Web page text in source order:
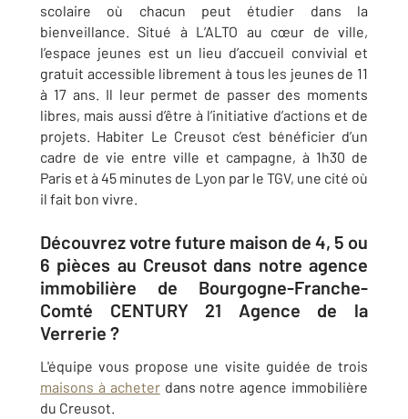
scolaire où chacun peut étudier dans la
bienveillance. Situé à L’ALTO au cœur de ville,
l’espace jeunes est un lieu d’accueil convivial et
gratuit accessible librement à tous les jeunes de 11
à 17 ans. Il leur permet de passer des moments
libres, mais aussi d’être à l’initiative d’actions et de
projets. Habiter Le Creusot c’est bénéficier d’un
cadre de vie entre ville et campagne, à 1h30 de
Paris et à 45 minutes de Lyon par le TGV, une cité où
il fait bon vivre.
Découvrez votre future maison de 4, 5 ou
6 pièces au Creusot dans notre agence
immobilière de Bourgogne-Franche-
Comté CENTURY 21 Agence de la
Verrerie ?
L'équipe vous propose une visite guidée de trois
maisons à acheterdans notre agence immobilière
du Creusot.